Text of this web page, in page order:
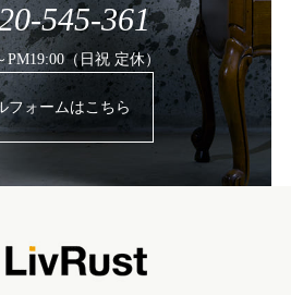
545-361
PM19:00（日祝 定休）
フォームはこちら